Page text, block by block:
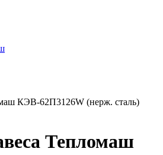
КЭВ-62П3126W (нерж. сталь)
Тепломаш